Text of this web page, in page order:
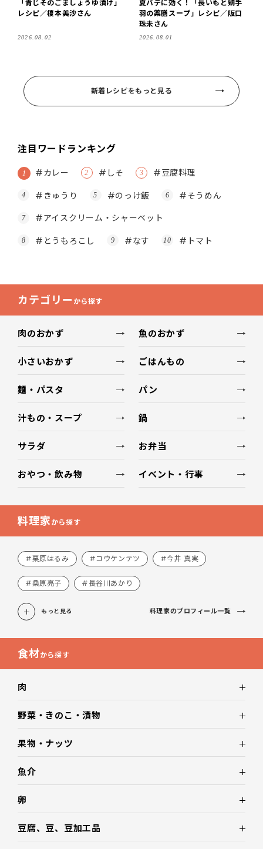
レシピ／榎本美沙さん
2026.08.02
羽の薬膳スープ」レシピ／阪口
珠未さん
2026.08.01
新着レシピをもっと見る
注目ワードランキング
#カレー #しそ
#豆腐料理
#きゅうり
#のっけ飯
#そうめん
#アイスクリーム・シャーベット
#とうもろこし
#なす #トマト
カテゴリー から探す
肉のおかず 魚のおかず
小さいおかず ごはんもの
麺・パスタ パン
汁もの・スープ 鍋
サラダ お弁当
おやつ・飲み物 イベント・行事
料理家から探す
#栗原はるみ #コウケンテツ #今井 真実
#桑原亮子 #長谷川あかり
もっと見る 料理家のプロフィール一覧
食材から探す
肉
野菜・きのこ・漬物
果物・ナッツ
魚介
卵
豆腐、豆、豆加工品